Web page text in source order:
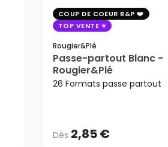
COUP DE COEUR R&P
TOP VENTE
Rougier&plé
Passe-partout Blanc -
Rougier&Plé
26 Formats passe partout
Dès 2,85 €
2,85 €